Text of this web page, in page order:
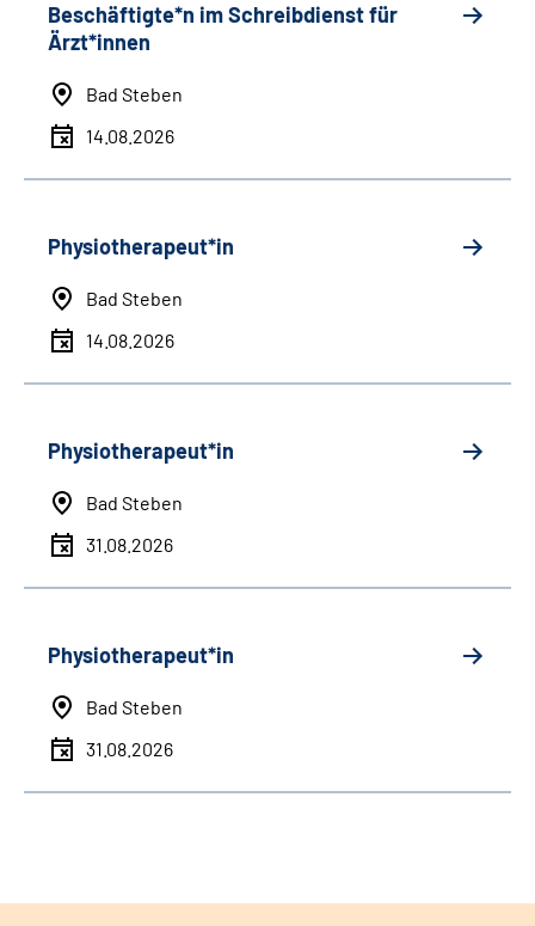
Beschäftigte*n im Schreibdienst für
Ärzt*innen
Bad Steben
14.08.2026
Physiotherapeut*in
Bad Steben
14.08.2026
Physiotherapeut*in
Bad Steben
31.08.2026
Physiotherapeut*in
Bad Steben
31.08.2026